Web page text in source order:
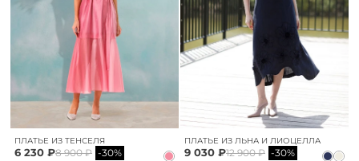
ПЛАТЬЕ ИЗ ТЕНСЕЛЯ
6 230 ₽8 900 ₽ -30%
ПЛАТЬЕ ИЗ ЛЬНА И ЛИОЦЕЛЛА
9 030 ₽12 900 ₽ -30%